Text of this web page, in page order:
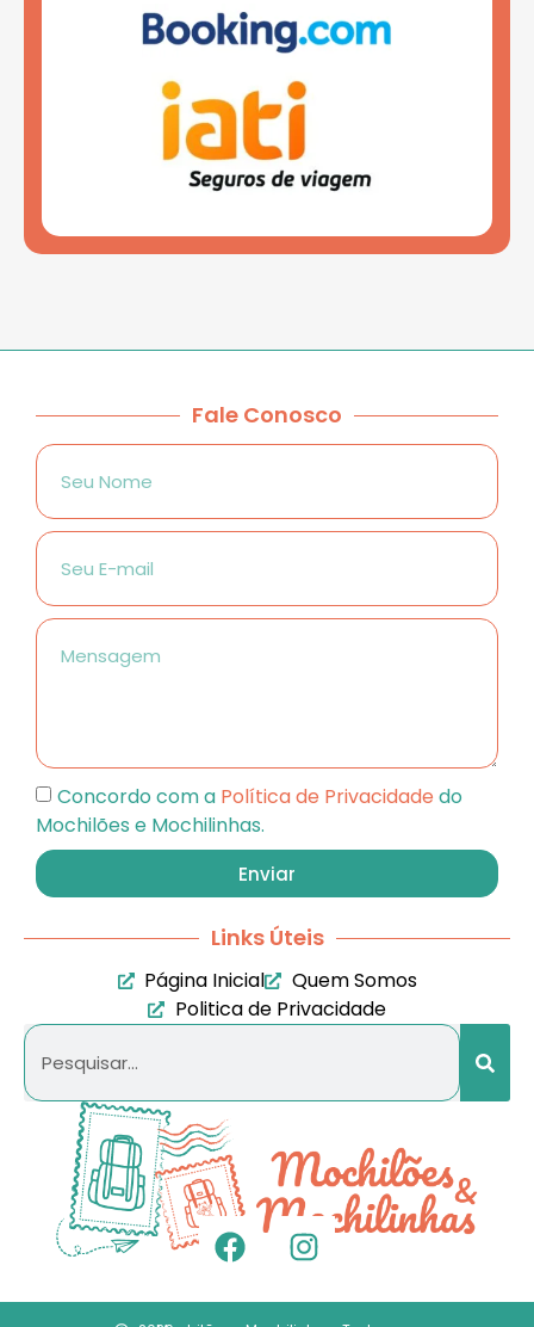
Fale Conosco
Concordo com a Política de Privacidade do
Mochilões e Mochilinhas.
Enviar
Links Úteis
Página Inicial
Quem Somos
Politica de Privacidade